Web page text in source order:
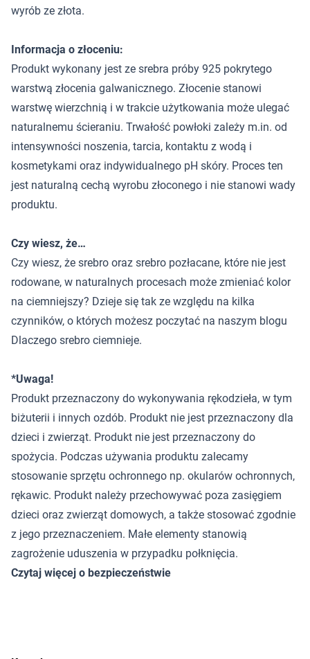
wyrób ze złota.
Informacja o złoceniu:
Produkt wykonany jest ze srebra próby 925 pokrytego
warstwą złocenia galwanicznego. Złocenie stanowi
warstwę wierzchnią i w trakcie użytkowania może ulegać
naturalnemu ścieraniu. Trwałość powłoki zależy m.in. od
intensywności noszenia, tarcia, kontaktu z wodą i
kosmetykami oraz indywidualnego pH skóry. Proces ten
jest naturalną cechą wyrobu złoconego i nie stanowi wady
produktu.
Czy wiesz, że…
Czy wiesz, że srebro oraz srebro pozłacane, które nie jest
rodowane, w naturalnych procesach może zmieniać kolor
na ciemniejszy? Dzieje się tak ze względu na kilka
czynników, o których możesz poczytać na naszym blogu
Dlaczego srebro ciemnieje.
*Uwaga!
Produkt przeznaczony do wykonywania rękodzieła, w tym
biżuterii i innych ozdób. Produkt nie jest przeznaczony dla
dzieci i zwierząt. Produkt nie jest przeznaczony do
spożycia. Podczas używania produktu zalecamy
stosowanie sprzętu ochronnego np. okularów ochronnych,
rękawic. Produkt należy przechowywać poza zasięgiem
dzieci oraz zwierząt domowych, a także stosować zgodnie
z jego przeznaczeniem. Małe elementy stanowią
zagrożenie uduszenia w przypadku połknięcia.
Czytaj więcej o bezpieczeństwie